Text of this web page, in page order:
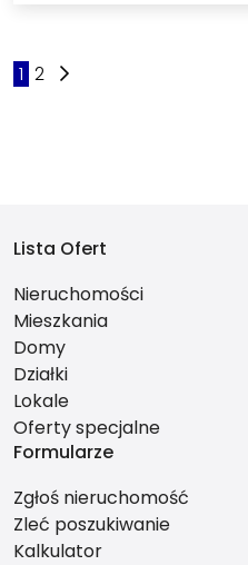
1 2
Lista Ofert
Nieruchomości
Mieszkania
Domy
Działki
Lokale
Oferty specjalne
Formularze
Zgłoś nieruchomość
Zleć poszukiwanie
Kalkulator